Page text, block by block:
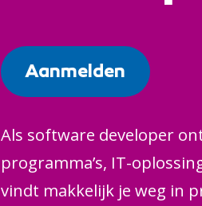
Aanmelden
Als software developer
programma’s, IT-
vindt makkelijk je weg in